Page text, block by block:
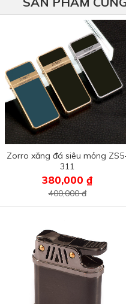
Zorro xăng đá siêu mỏng
311
380,000 ₫
400,000 đ